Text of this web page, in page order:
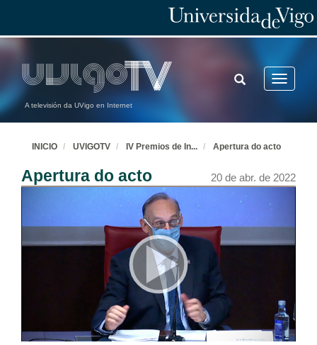
A televisión da UVigo en Internet
Toggle
TOGGLE
SEARCH
INICIO UVIGOTV IV Premios de In... Apertura do acto
Apertura do acto 20 de abr. de 2022